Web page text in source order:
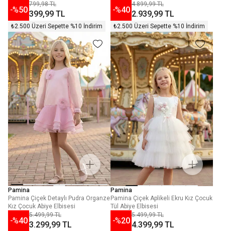
-%50
799,98 TL
399,99 TL
₺2.500 Üzeri Sepette %10 İndirim
-%40
4.899,99 TL
2.939,99 TL
₺2.500 Üzeri Sepette %10 İndirim
Pamina
Pamina Çiçek Detaylı Pudra Organze
Kız Çocuk Abiye Elbisesi
-%40
5.499,99 TL
3.299,99 TL
Pamina
Pamina Çiçek Aplikeli Ekru Kız Çocuk
Tül Abiye Elbisesi
-%20
5.499,99 TL
4.399,99 TL